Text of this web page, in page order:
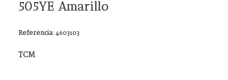
505YE Amarillo
Referencia:4603103
TCM